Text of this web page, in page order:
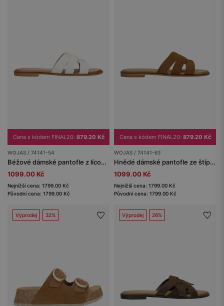
Cena s kódem FINAL20: 879.20 Kč
WOJAS / 74141-54
Béžové dámské pantofle z lícové kůže
1099.00 Kč
Nejnižší cena: 1799.00 Kč
Původní cena: 1799.00 Kč
Cena s kódem FINAL20: 879.20 Kč
WOJAS / 74141-63
Hnědé dámské pantofle ze štípenky
1099.00 Kč
Nejnižší cena: 1799.00 Kč
Původní cena: 1799.00 Kč
Výprodej 32% Výprodej 26%